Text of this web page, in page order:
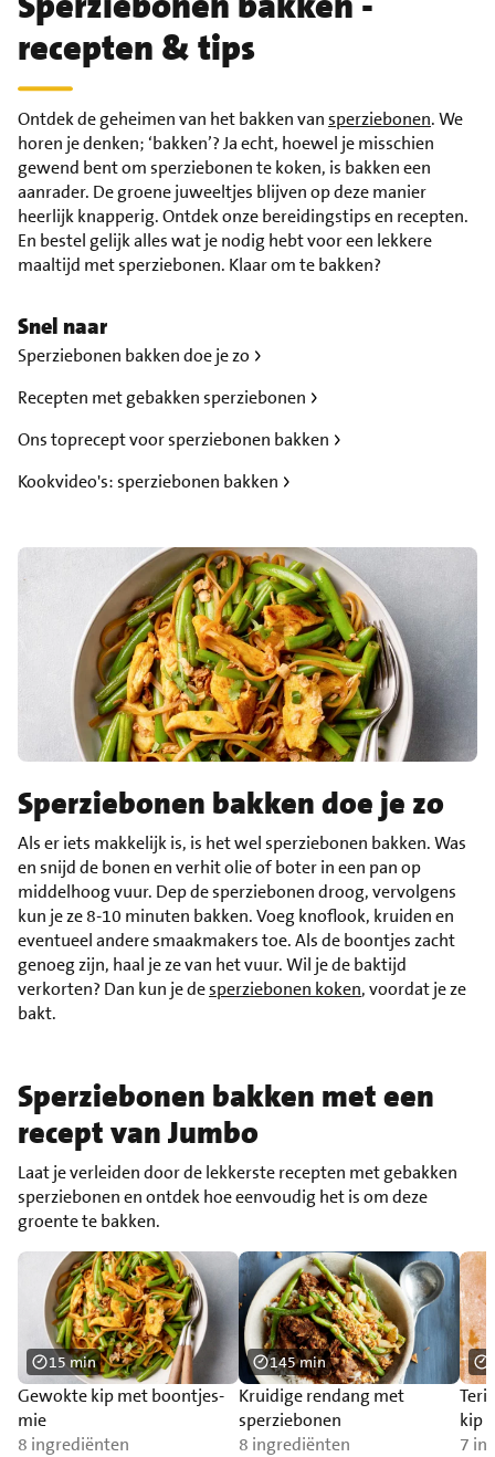
recepten & tips
Ontdek de geheimen van het bakken vansperziebonen. We
horen je denken; ‘bakken’? Ja echt, hoewel je misschien
gewend bent om sperziebonen te koken, is bakken een
aanrader. De groene juweeltjes blijven op deze manier
heerlijk knapperig. Ontdek onze bereidingstips en recepten.
En bestel gelijk alles wat je nodig hebt voor een lekkere
maaltijd met sperziebonen. Klaar om te bakken?
Snel naar
Sperziebonen bakken doe je zo
Recepten met gebakken sperziebonen
Ons toprecept voor sperziebonen bakken
Kookvideo's: sperziebonen bakken
Sperziebonen bakken doe je zo
Als er iets makkelijk is, is het wel sperziebonen bakken. Was
en snijd de bonen en verhit olie of boter in een pan op
middelhoog vuur. Dep de sperziebonen droog, vervolgens
kun je ze 8-10 minuten bakken. Voeg knoflook, kruiden en
eventueel andere smaakmakers toe. Als de boontjes zacht
genoeg zijn, haal je ze van het vuur. Wil je de baktijd
verkorten? Dan kun je desperziebonen koken, voordat je ze
bakt.
Sperziebonen bakken met een
recept van Jumbo
Laat je verleiden door de lekkerste recepten met gebakken
sperziebonen en ontdek hoe eenvoudig het is om deze
groente te bakken.
Gewokte kip met boontjes-
mie
8 ingrediënten
15 min
Kruidige rendang met
sperziebonen
8 ingrediënten
145 min
kip
7